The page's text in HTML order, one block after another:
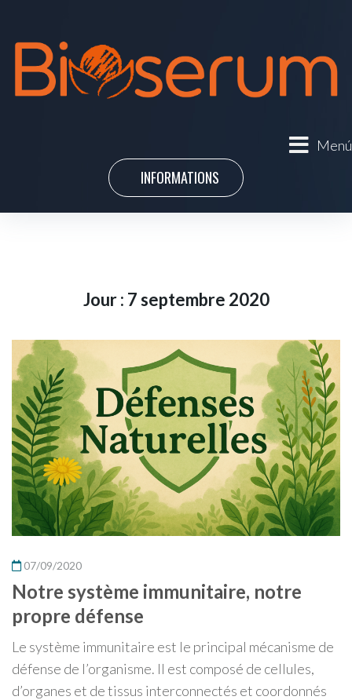
Menú
INFORMATIONS
Jour : 7 septembre 2020
07/09/2020
Notre système immunitaire, notre
propre défense
Le système immunitaire est le principal mécanisme de
défense de l’organisme. Il est composé de cellules,
d’organes et de tissus interconnectés et coordonnés